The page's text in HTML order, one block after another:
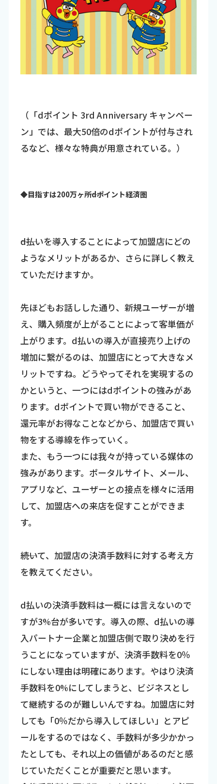
（「dポイント 3rd Anniversary キャンペー
ン」では、最大50倍のdポイントが付与され
るなど、様々な特典が用意されている。）
◆目指すは200万ヶ所――dポイント経済圏
――d払いを導入することによって加盟店にどの
ようなメリットがあるか、さらに詳しく教え
ていただけますか。
先ほどもお話しした通り、新規ユーザーが増
え、購入頻度が上がることによって客単価が
上がります。d払いの導入が直接売り上げの
増加に繋がるのは、加盟店にとって大きなメ
リットですね。どうやってそれを実現するの
かというと、一つにはdポイントの強みがあ
ります。dポイントで買い物ができること、
還元率がお得なことなどから、加盟店で買い
物をする導線を作っていく。
また、もう一つには我々が持っている媒体の
強みがあります。ポータルサイト、メール、
アプリなど、ユーザーとの接点を様々に活用
して、加盟店への来店を促すことができま
す。
――続いて、加盟店の決済手数料に対する考え方
を教えてください。
d払いの決済手数料は一概には言えないので
すが3%台が多いです。導入の際、d払いの導
入パートナー企業と加盟店側で取り決めを行
うことになっていますが、決済手数料を0％
にしない理由は明確にあります。やはり決済
手数料を0%にしてしまうと、ビジネスとし
て継続するのが難しいんですね。加盟店に対
しても「0％だから導入してほしい」とアピ
ールをするのではなく、手数料が多少かかっ
たとしても、それ以上の価値があるのだと感
じていただくことが重要だと思います。